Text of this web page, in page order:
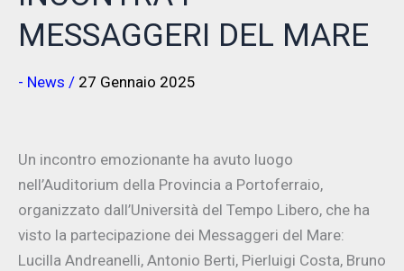
MESSAGGERI DEL MARE
- News / 27 Gennaio 2025
Un incontro emozionante ha avuto luogo
nell’Auditorium della Provincia a Portoferraio,
organizzato dall’Università del Tempo Libero, che ha
visto la partecipazione dei Messaggeri del Mare:
Lucilla Andreanelli, Antonio Berti, Pierluigi Costa, Bruno